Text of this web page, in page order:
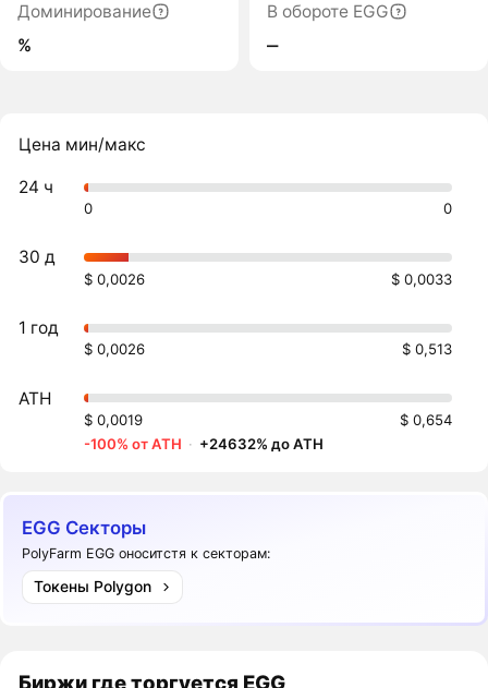
Доминирование
%
В обороте EGG
‒
Цена мин/макс
24 ч
0 0
30 д
$ 0,0026 $ 0,0033
1 год
$ 0,0026 $ 0,513
ATH
$ 0,0019
$ 0,654
-100% от ATH · +24632% до ATH
EGG Секторы
PolyFarm EGG оноситстя к секторам:
Токены Polygon
Биржи где торгуется EGG